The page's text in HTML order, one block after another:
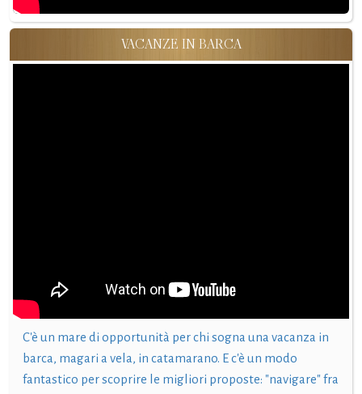
VACANZE IN BARCA
C'è un mare di opportunità per chi sogna una vacanza in
barca, magari a vela, in catamarano. E c'è un modo
fantastico per scoprire le migliori proposte: "navigare" fra